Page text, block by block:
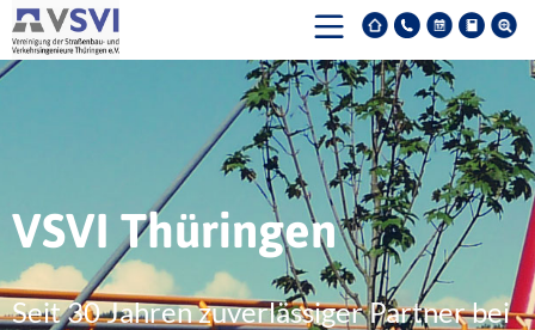
VSVI Thüringen
Seit 30 Jahren zuverlässiger Partner bei